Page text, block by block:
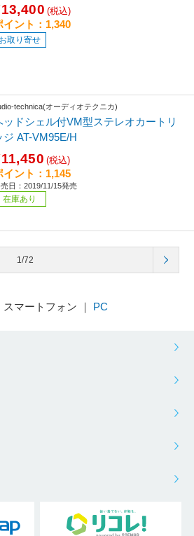
(税込)
イント：1,340
お取り寄せ
technica(オーディオテクニカ)
ッドシェル付VM型ステレオカートリ
ジ AT-VM95E/H
(税込)
イント：1,145
日：2019/11/15発売
在庫あり
1/72
マートフォン ｜ PC